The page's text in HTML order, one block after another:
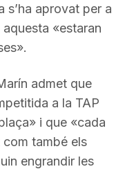
s’ha aprovat per a
«estaran
admet que
a la TAP
i que «cada
com també els
engrandir les